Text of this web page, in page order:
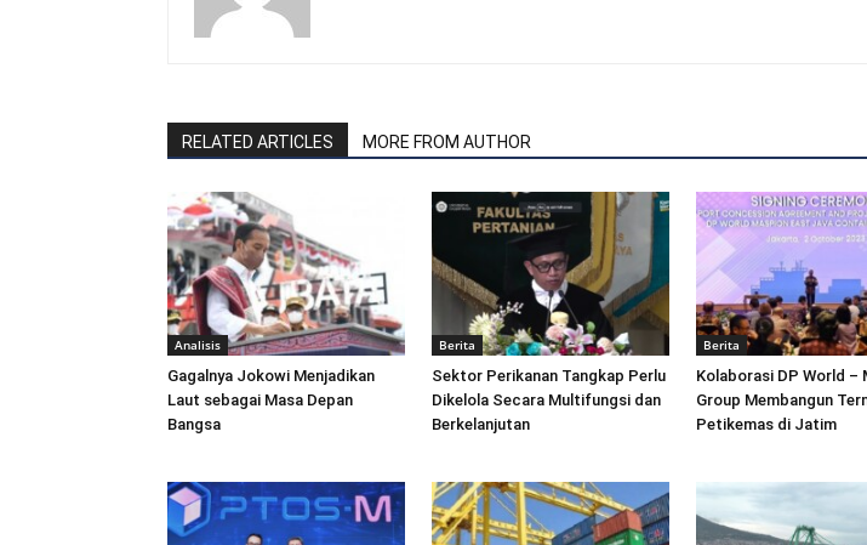
RELATED ARTICLES MORE FROM AUTHOR
Analisis
Gagalnya Jokowi Menjadikan
Laut sebagai Masa Depan
Bangsa
Berita
Sektor Perikanan Tangkap Perlu
Dikelola Secara Multifungsi dan
Berkelanjutan
Berita
Kolaborasi DP World –
Group Membangun
Petikemas di Jatim